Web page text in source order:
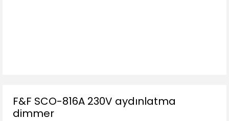
F&F SCO-816A 230V aydınlatma
dimmer